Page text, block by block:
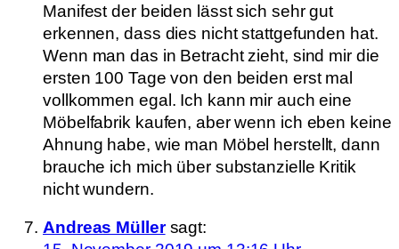
Manifest der beiden lässt sich sehr gut
erkennen, dass dies nicht stattgefunden hat.
Wenn man das in Betracht zieht, sind mir die
ersten 100 Tage von den beiden erst mal
vollkommen egal. Ich kann mir auch eine
Möbelfabrik kaufen, aber wenn ich eben keine
Ahnung habe, wie man Möbel herstellt, dann
brauche ich mich über substanzielle Kritik
nicht wundern.
Andreas Müller sagt: